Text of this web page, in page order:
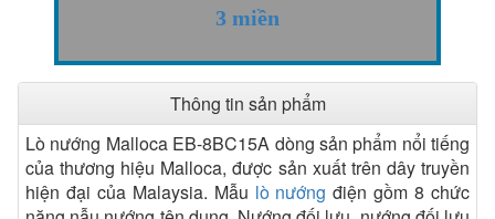
3 miền
Thông tin sản phẩm
Lò nướng Malloca EB-8BC15A dòng sản phẩm nổi tiếng
của thương hiệu Malloca, được sản xuất trên dây truyền
hiện đại của Malaysia. Mẫu lò nướng điện gồm 8 chức